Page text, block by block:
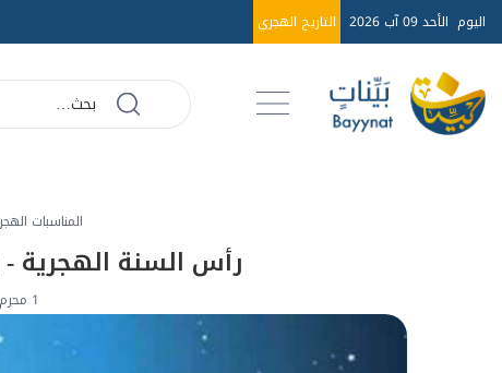
اليوم الأحد 09 آب 2026 التاريخ الهجري
المناسبات
رأس السنة الهجرية -
1 محرم 1446هـ